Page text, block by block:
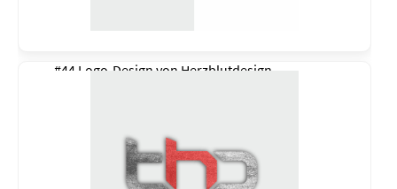
#44 Logo-Design von Herzblutdesign